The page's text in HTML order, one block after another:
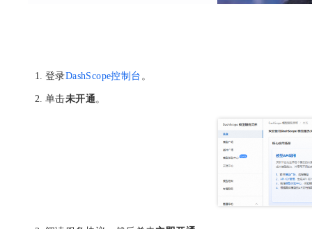
登录DashScope控制台 。
单击未开通。